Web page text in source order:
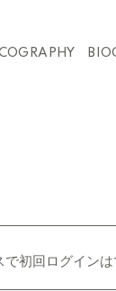
初回ログインは